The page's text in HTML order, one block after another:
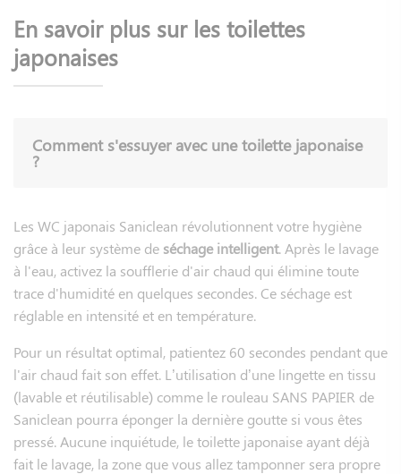
permet d’atteindre la zone souhiatée avec précision. Pour
parfaire cela, les douchettes sont ajustables d’avant en
arrière lors du lavage car notre anatomie est différente
pour vous aider à protéger l’appareil des impuretés
rétracte automatiquement. La buse est rincée
automatiquement avant et après chaque usage.Nos
modèles Sanicleandisposent d’un système de purge pour
éviter la stagnation d’eau dans les tuyaux et garantir une
hygiène optimale.
Le lavage dure généralement entre 1 à 2 minutes, il vous
suffira ensuite d’enclencher la fonction séchage pour activer
la soufflerie. L’air est projeté sous les parties intimes et
celui-ci peut-être chauffé ou sa puissance augmentée grâce
à la télécommande.
En savoir plus sur les toilettes
japonaises
Comment s'essuyer avec une toilette japonaise
?
Les WC japonais Saniclean révolutionnent votre hygiène
grâce à leur système de séchage intelligent. Après le lavage
à l'eau, activez la soufflerie d'air chaud qui élimine toute
trace d'humidité en quelques secondes. Ce séchage est
réglable en intensité et en température.
Pour un résultat optimal, patientez 60 secondes pendant que
l'air chaud fait son effet. L’utilisation d’une lingette en tissu
(lavable et réutilisable) comme le rouleau SANS PAPIER de
Saniclean pourra éponger la dernière goutte si vous êtes
pressé. Aucune inquiétude, le toilette japonaise ayant déjà
fait le lavage, la zone que vous allez tamponner sera propre